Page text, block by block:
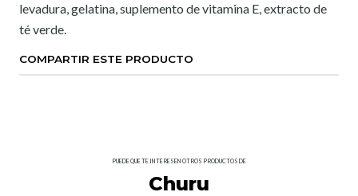
levadura, gelatina, suplemento de vitamina E, extracto de
té verde.
COMPARTIR ESTE PRODUCTO
PUEDE QUE TE INTERESEN OTROS PRODUCTOS DE
Churu